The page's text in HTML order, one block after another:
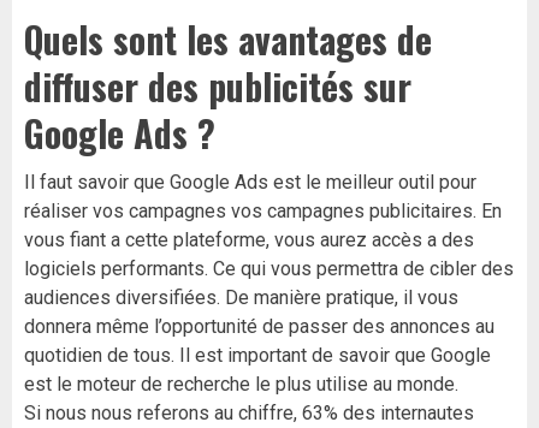
Quels sont les avantages de
diffuser des publicités sur
Google Ads ?
Il faut savoir que Google Ads est le meilleur outil pour
réaliser vos campagnes vos campagnes publicitaires. En
vous fiant a cette plateforme, vous aurez accès a des
logiciels performants. Ce qui vous permettra de cibler des
audiences diversifiées. De manière pratique, il vous
donnera même l’opportunité de passer des annonces au
quotidien de tous. Il est important de savoir que Google
est le moteur de recherche le plus utilise au monde.
Si nous nous referons au chiffre, 63% des internautes